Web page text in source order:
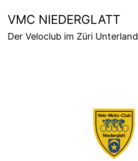
Inhalt
springen
VMC NIEDERGLATT
Der Veloclub im Züri Unterland